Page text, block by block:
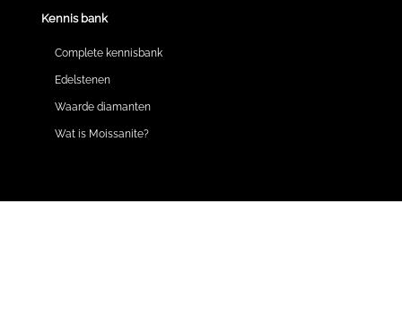
Kennis bank
Complete kennisbank
Edelstenen
Waarde diamanten
Wat is Moissanite?